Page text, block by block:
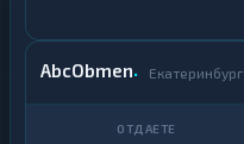
AbcObmen Екатеринбург